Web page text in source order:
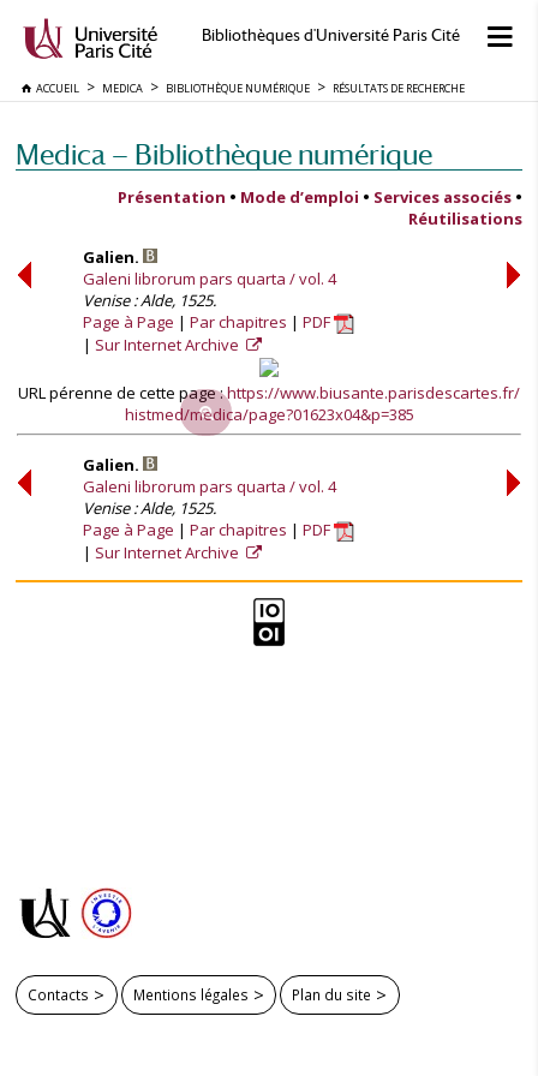
Bibliothèques d'Université Paris Cité
ACCUEIL MEDICA BIBLIOTHÈQUE NUMÉRIQUE RÉSULTATS DE RECHERCHE
Medica — Bibliothèque numérique
Présentation • Mode d’emploi • Services associés •
Réutilisations
Galien.
Galeni librorum pars quarta / vol. 4
Venise : Alde, 1525.
Page à Page
Par chapitres
PDF
Sur Internet Archive
URL pérenne de cette page :https://www.biusante.parisdescartes.fr/
histmed/medica/page?01623x04&p=385
Galien.
Galeni librorum pars quarta / vol. 4
Venise : Alde, 1525.
Page à Page
Par chapitres
PDF
Sur Internet Archive
Contacts Mentions légales Plan du site